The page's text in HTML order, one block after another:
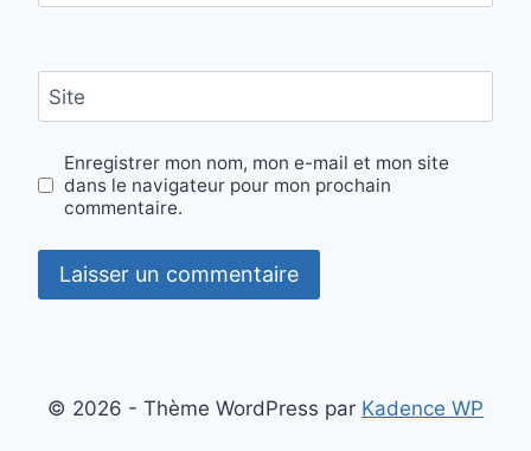
Site
Enregistrer mon nom, mon e-mail et mon site
dans le navigateur pour mon prochain
commentaire.
© 2026 - Thème WordPress par Kadence WP